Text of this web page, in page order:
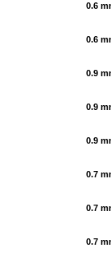
0.6
0.6
0.9
0.9
0.9
0.7
0.7
0.7